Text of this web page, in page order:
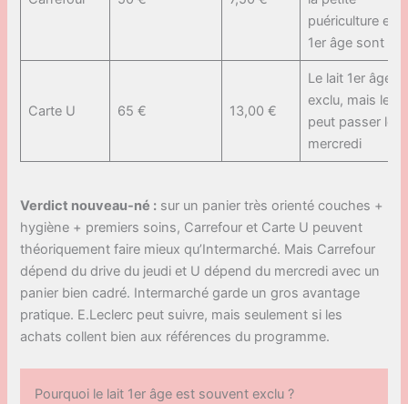
puériculture et
1er âge sont
Carte U 65 € 13,00 €
Le lait 1er âge
exclu, mais le
peut passer le
mercredi
Verdict nouveau-né : sur un panier très orienté couches +
hygiène + premiers soins, Carrefour et Carte U peuvent
théoriquement faire mieux qu’Intermarché. Mais Carrefour
dépend du drive du jeudi et U dépend du mercredi avec un
panier bien cadré. Intermarché garde un gros avantage
pratique. E.Leclerc peut suivre, mais seulement si les
achats collent bien aux références du programme.
Pourquoi le lait 1er âge est souvent exclu ?